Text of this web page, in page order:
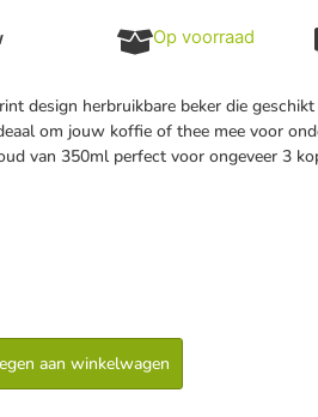
Op voorraad
design herbruikbare beker die
om jouw koffie of thee mee voor
van 350ml perfect voor ongeveer 3
aan winkelwagen